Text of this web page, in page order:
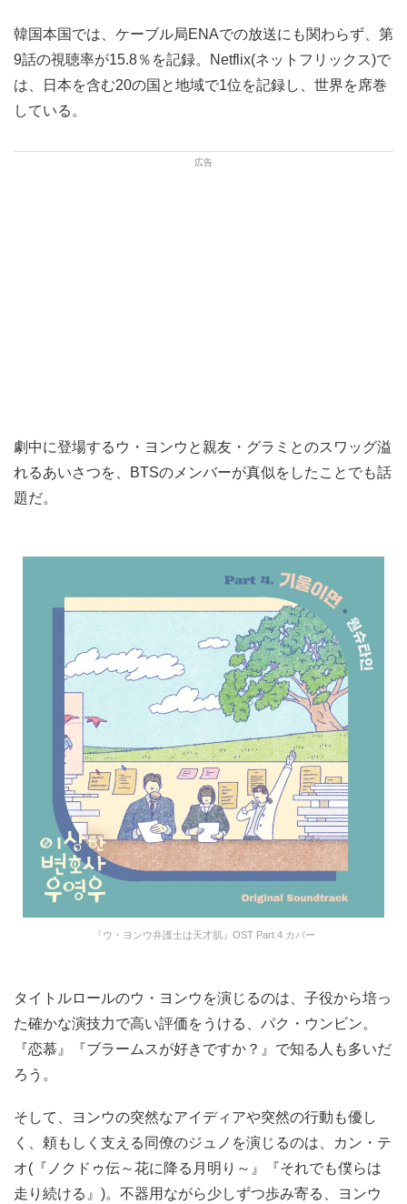
韓国本国では、ケーブル局ENAでの放送にも関わらず、第
9話の視聴率が15.8％を記録。Netflix(ネットフリックス)で
は、日本を含む20の国と地域で1位を記録し、世界を席巻
している。
劇中に登場するウ・ヨンウと親友・グラミとのスワッグ溢
れるあいさつを、BTSのメンバーが真似をしたことでも話
題だ。
『ウ・ヨンウ弁護士は天才肌』OST Part.4 カバー
タイトルロールのウ・ヨンウを演じるのは、子役から培っ
た確かな演技力で高い評価をうける、パク・ウンビン。
『恋慕』『ブラームスが好きですか？』で知る人も多いだ
ろう。
そして、ヨンウの突然なアイディアや突然の行動も優し
く、頼もしく支える同僚のジュノを演じるのは、カン・テ
オ(『ノクドゥ伝～花に降る月明り～』『それでも僕らは
走り続ける』)。不器用ながら少しずつ歩み寄る、ヨンウ